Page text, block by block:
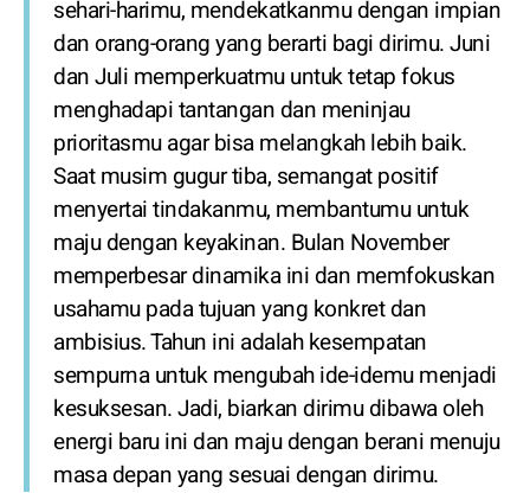
sehari-harimu, mendekatkanmu dengan impian
dan orang-orang yang berarti bagi dirimu. Juni
dan Juli memperkuatmu untuk tetap fokus
menghadapi tantangan dan meninjau
prioritasmu agar bisa melangkah lebih baik.
Saat musim gugur tiba, semangat positif
menyertai tindakanmu, membantumu untuk
maju dengan keyakinan. Bulan November
memperbesar dinamika ini dan memfokuskan
usahamu pada tujuan yang konkret dan
ambisius. Tahun ini adalah kesempatan
sempurna untuk mengubah ide-idemu menjadi
kesuksesan. Jadi, biarkan dirimu dibawa oleh
energi baru ini dan maju dengan berani menuju
masa depan yang sesuai dengan dirimu.